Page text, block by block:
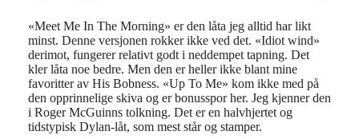
«Meet Me In The Morning» er den låta jeg alltid har likt
minst. Denne versjonen rokker ikke ved det. «Idiot wind»
derimot, fungerer relativt godt i neddempet tapning. Det
kler låta noe bedre. Men den er heller ikke blant mine
favoritter av His Bobness. «Up To Me» kom ikke med på
den opprinnelige skiva og er bonusspor her. Jeg kjenner den
i Roger McGuinns tolkning. Det er en halvhjertet og
tidstypisk Dylan-låt, som mest står og stamper.